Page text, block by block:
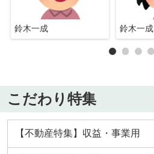
鈴木一成 鈴木一成
こだわり特集
【不動産特集】収益・事業用